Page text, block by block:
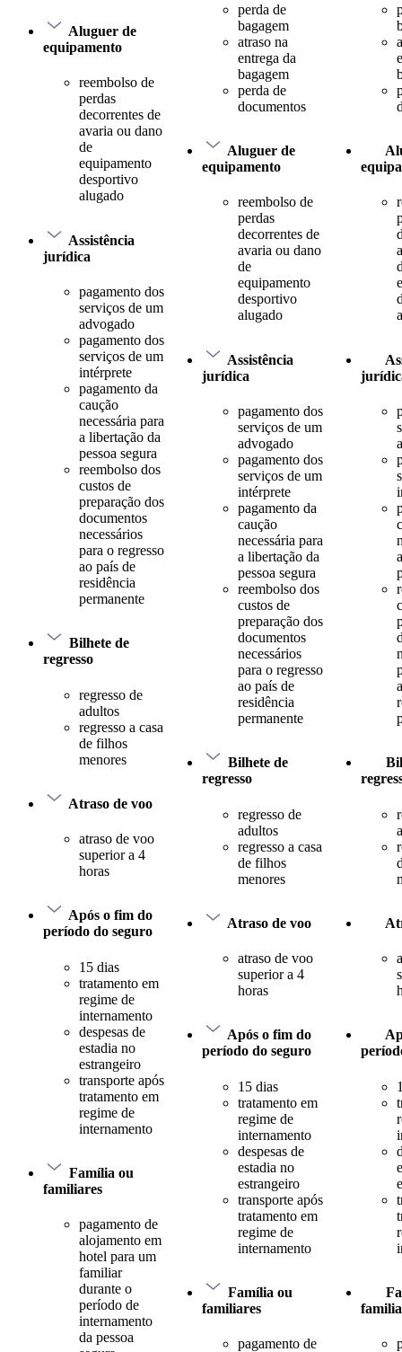
Aluguer de
equipamento
reembolso de
perdas
decorrentes de
avaria ou dano
de
equipamento
desportivo
alugado
Assistência
jurídica
pagamento dos
serviços de um
advogado
pagamento dos
serviços de um
intérprete
pagamento da
caução
necessária para
a libertação da
pessoa segura
reembolso dos
custos de
preparação dos
documentos
necessários
para o regresso
ao país de
residência
permanente
Bilhete de
regresso
regresso de
adultos
regresso a casa
de filhos
menores
Atraso de voo
atraso de voo
superior a 4
horas
Após o fim do
período do seguro
15 dias
tratamento em
regime de
internamento
despesas de
estadia no
estrangeiro
transporte após
tratamento em
regime de
internamento
Família ou
familiares
pagamento de
alojamento em
hotel para um
familiar
durante o
período de
internamento
da pessoa
perda de
bagagem
atraso na
entrega da
bagagem
perda de
documentos
Aluguer de
equipamento
reembolso de
perdas
decorrentes de
avaria ou dano
de
equipamento
desportivo
alugado
Assistência
jurídica
pagamento dos
serviços de um
advogado
pagamento dos
serviços de um
intérprete
pagamento da
caução
necessária para
a libertação da
pessoa segura
reembolso dos
custos de
preparação dos
documentos
necessários
para o regresso
ao país de
residência
permanente
Bilhete de
regresso
regresso de
adultos
regresso a casa
de filhos
menores
Atraso de voo
atraso de voo
superior a 4
horas
Após o fim do
período do seguro
15 dias
tratamento em
regime de
internamento
despesas de
estadia no
estrangeiro
transporte após
tratamento em
regime de
internamento
Família ou
familiares
pagamento de